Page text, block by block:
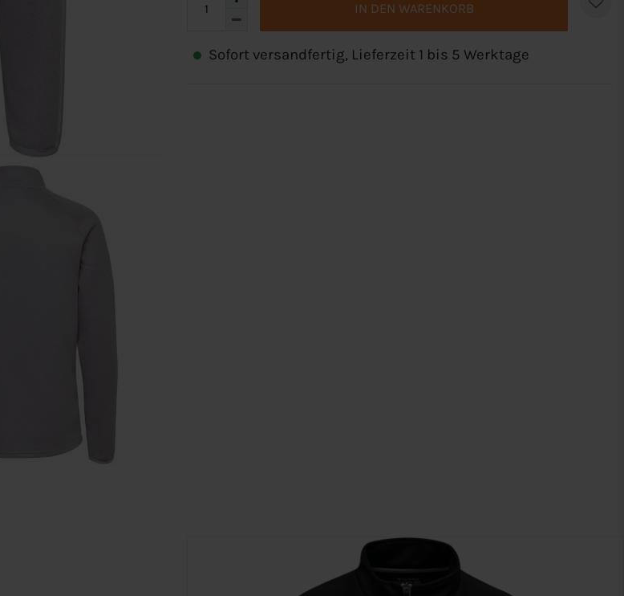
IN DEN WARENKORB
Sofort versandfertig, Lieferzeit 1 bis 5 Werktage